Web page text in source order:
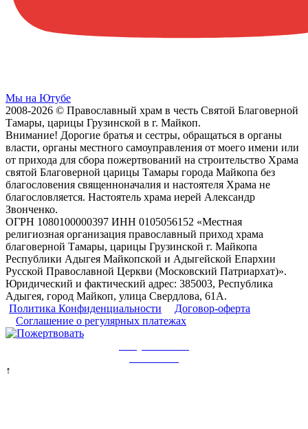
Мы на Ютубе
2008-2026 © Православный храм в честь Святой Благоверной
Тамары, царицы Грузинской в г. Майкоп.
Внимание! Дорогие братья и сестры, обращаться в органы
власти, органы местного самоуправления от моего имени или
от прихода для сбора пожертвований на строительство Храма
святой Благоверной царицы Тамары города Майкопа без
благословения священноначалия и настоятеля Храма не
благословляется. Настоятель храма иерей Александр
Звонченко.
ОГРН 1080100000397 ИНН 0105056152 «Местная
религиозная организация православный приход храма
благоверной Тамары, царицы Грузинской г. Майкопа
Республики Адыгея Майкопской и Адыгейской Епархии
Русской Православной Церкви (Московский Патриархат)».
Юридический и фактический адрес: 385003, Республика
Адыгея, город Майкоп, улица Свердлова, 61А.
Политика Конфиденциальности
Договор-оферта
Соглашение о регулярных платежах
↑